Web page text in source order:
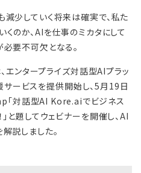
少していく将来は確実で、私た
のか、AIを仕事のミカタにして
要不可欠となる。
エンタープライズ対話型AIプラッ
サービスを提供開始し、5月19日
対話型AI Kore.aiでビジネス
と題してウェビナーを開催し、AI
説しました。